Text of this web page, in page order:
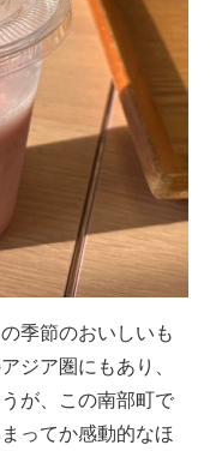
季節のおいしいも
ジア圏にもあり、
が、この南部町で
ってか感動的なほ